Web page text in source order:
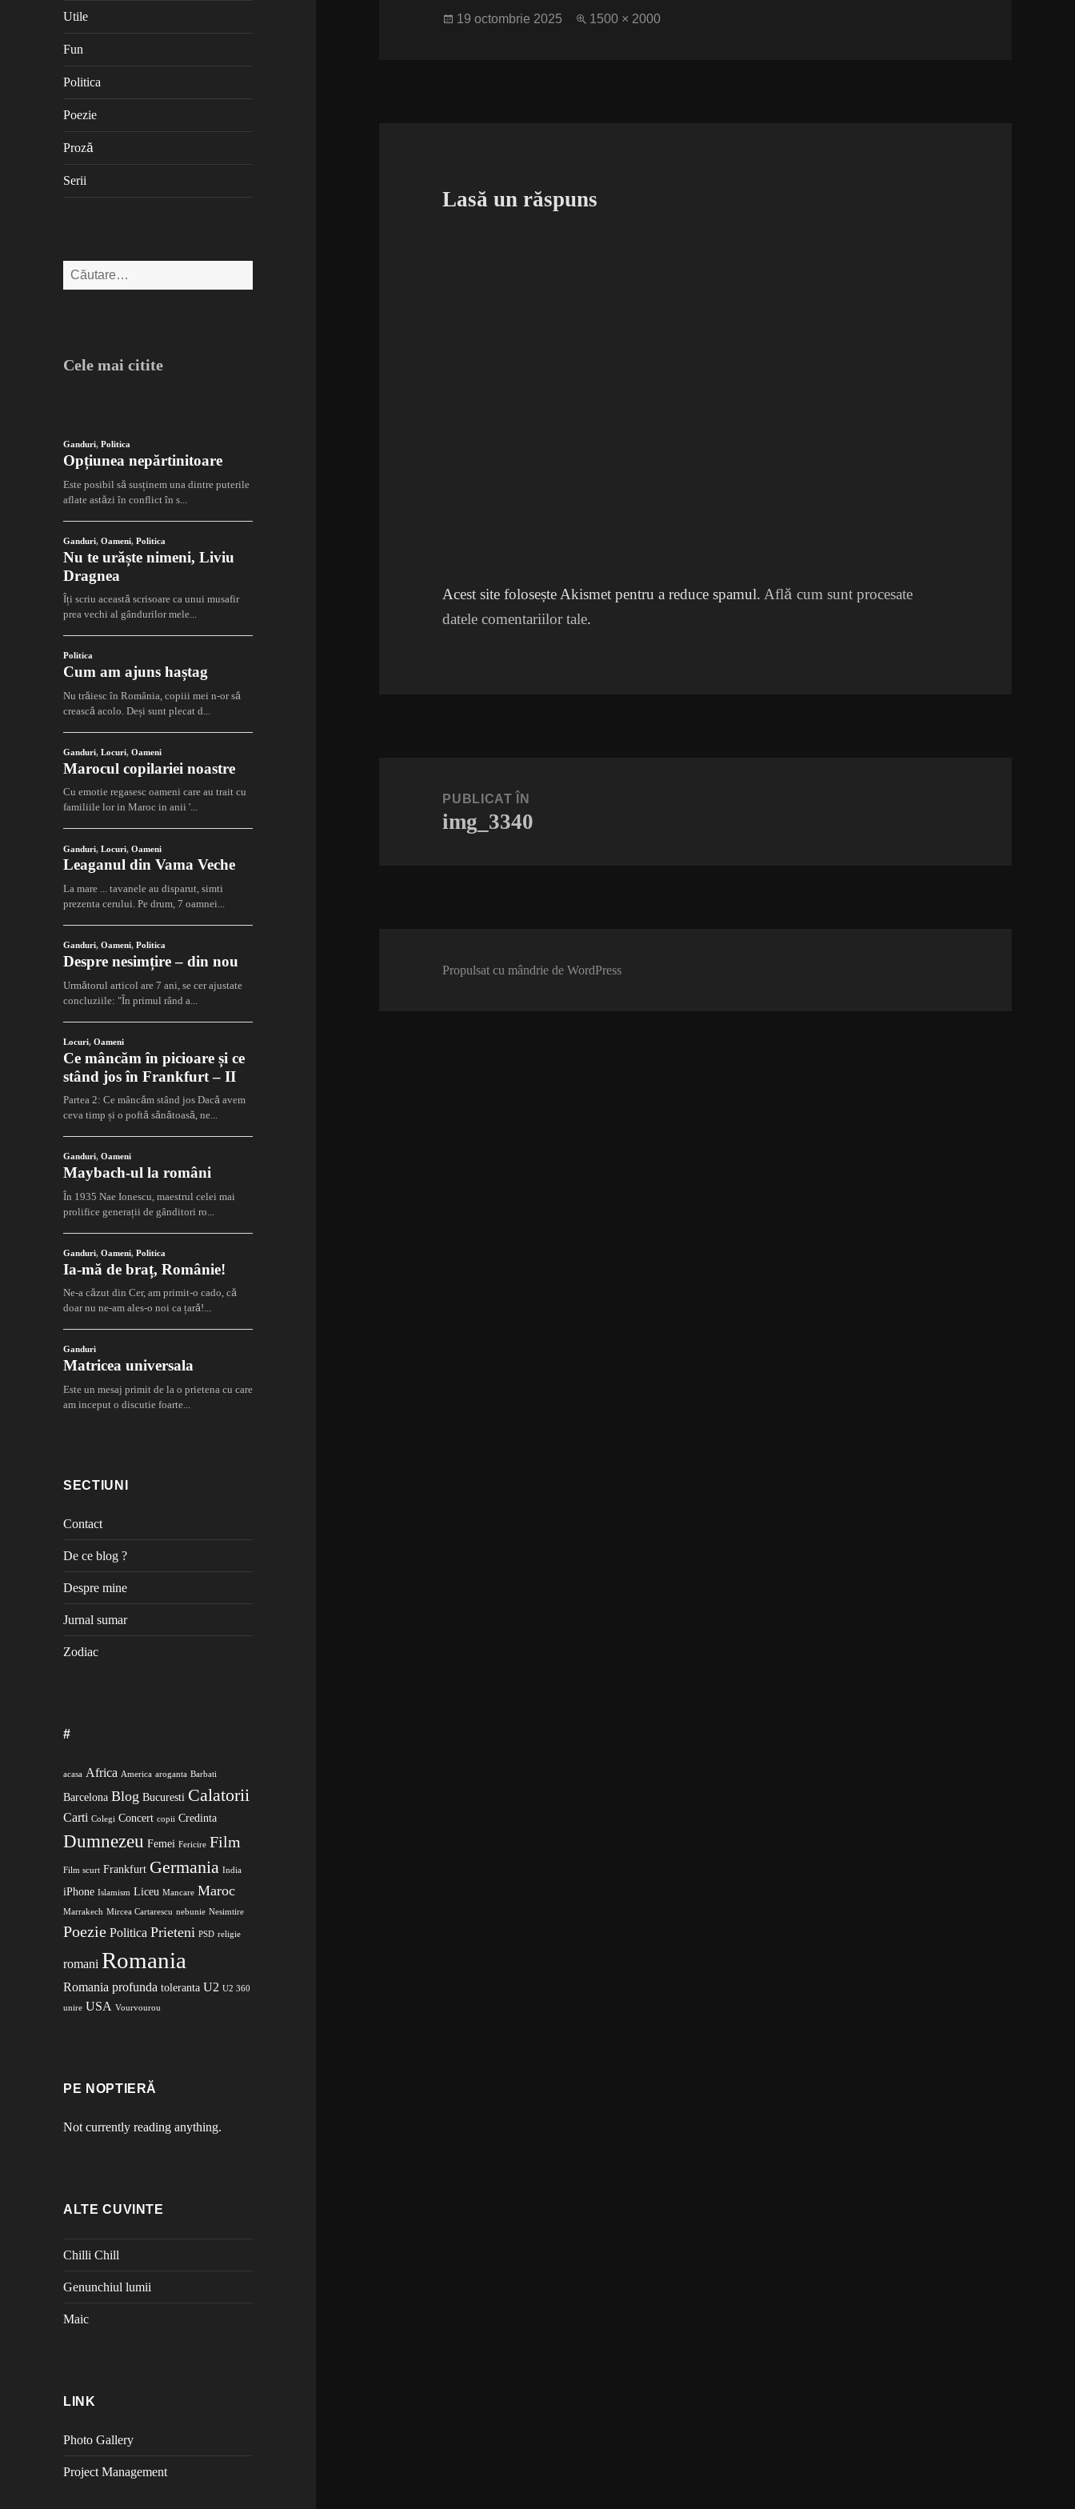
Utile
Fun
Politica
Poezie
Proză
Serii
Caută
după:
Cele mai citite
SECTIUNI
Contact
De ce blog ?
Despre mine
Jurnal sumar
Zodiac
#
acasa Africa America aroganta Barbati
Barcelona Blog Bucuresti Calatorii
Carti Colegi Concert copii Credinta
Dumnezeu Femei Fericire Film
Film scurt Frankfurt Germania India
iPhone Islamism Liceu Mancare Maroc
Marrakech Mircea Cartarescu nebunie Nesimtire
Poezie Politica Prieteni PSD religie
romani Romania
Romania profunda toleranta U2 U2 360
unire USA Vourvourou
PE NOPTIERĂ
Not currently reading anything.
ALTE CUVINTE
Chilli Chill
Genunchiul lumii
Maic
LINK
Photo Gallery
Project Management
Publicat
19 octombrie 2025
Dimensiune
1500 × 2000
Lasă un răspuns
Acest site folosește Akismet pentru a reduce spamul.Află cum sunt procesate
datele comentariilor tale.
PUBLICAT ÎN
img_3340
Propulsat cu mândrie de WordPress